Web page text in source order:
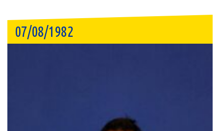
07/08/1982